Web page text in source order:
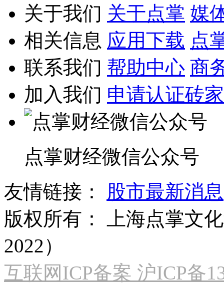
关于我们 关于点掌 媒
相关信息 应用下载 点
联系我们 帮助中心 商
加入我们 申请认证砖家
点掌财经微信公众号
友情链接：
股市最新消息
版权所有：
上海点掌文
2022）
互联网ICP备案 沪ICP备